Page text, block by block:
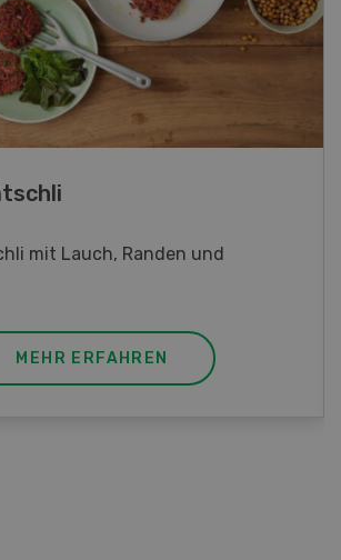
mit Poulet
MEHR ERFAHREN